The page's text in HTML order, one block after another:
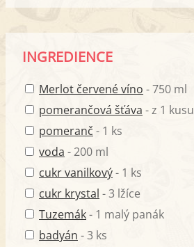
INGREDIENCE
Merlot červené víno - 750 ml
pomerančová šťáva - z 1 kusu
pomeranč - 1 ks
voda - 200 ml
cukr vanilkový- 1 ks
cukr krystal - 3 lžíce
Tuzemák- 1 malý panák
badyán - 3 ks